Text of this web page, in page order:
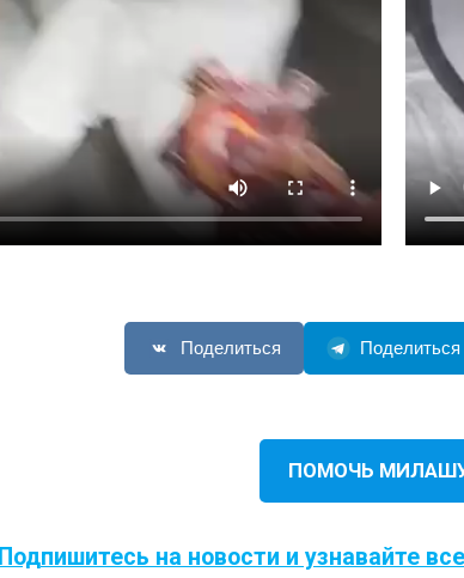
Поделиться Поделиться
ПОМОЧЬ
Подпишитесь на новости и узнавайте